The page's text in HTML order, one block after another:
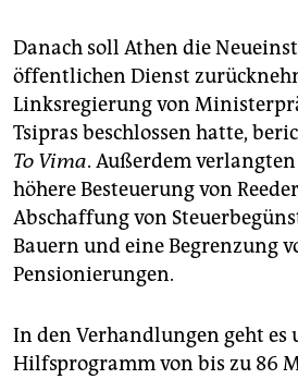
fragen & hilfe
unterstützen
abo
genossenschaft
epaper login
Danach soll Athen die
öffentlichen Dienst
Linksregierung von
Tsipras beschlossen hatte,
To Vima. Außerdem
höhere Besteuerung von
Abschaffung von
Bauern und eine Begrenzung
Pensionierungen.
In den Verhandlungen geht es
Hilfsprogramm von bis zu 86